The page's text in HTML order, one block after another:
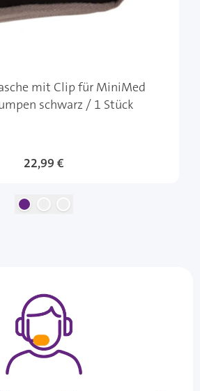
mit Clip für MiniMed
schwarz / 1 Stück
22,99 €